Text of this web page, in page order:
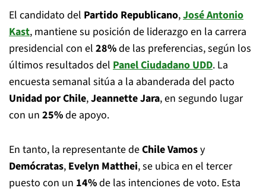
El candidato del Partido Republicano,José Antonio
Kast, mantiene su posición de liderazgo en la carrera
presidencial con el 28%de las preferencias, según los
últimos resultados del Panel Ciudadano UDD. La
encuesta semanal sitúa a la abanderada del pacto
Unidad por Chile,Jeannette Jara, en segundo lugar
con un 25%de apoyo.
En tanto, la representante deChile Vamosy
Demócratas, Evelyn Matthei, se ubica en el tercer
puesto con un 14%de las intenciones de voto. Esta